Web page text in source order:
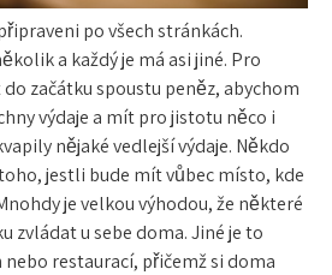
po všech stránkách.
a každý je má asi jiné. Pro
začátku spoustu peněz, abychom
výdaje a mít pro jistotu něco i
nějaké vedlejší výdaje. Někdo
jestli bude mít vůbec místo, kde
je velkou výhodou, že některé
zvládat u sebe doma. Jiné je to
restaurací, přičemž si doma